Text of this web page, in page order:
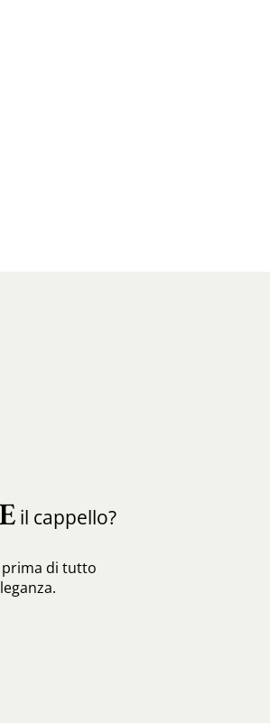
il cappello?
prima di tutto